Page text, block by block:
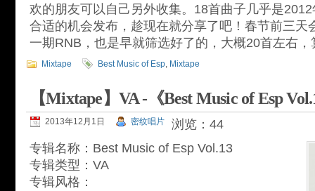
欢的朋友可以自己另外收集。18首曲子几乎是
合适的机会发布，趁现在就分享了吧！春节前三天
一期RNB，也是早就筛选好了的，大概20首左右，
Mixtape Best Music of Esp, Mixtape
【Mixtape】VA -《Best Music of Esp
2013年12月1日 密纹唱片
浏览：44
专辑名称：Best Music of Esp Vol.13
专辑类型：VA
专辑风格：